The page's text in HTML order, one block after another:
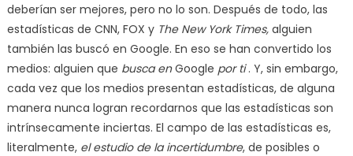
deberían ser mejores, pero no lo son. Después de todo, las
estadísticas de CNN, FOX y The New York Times,alguien
también las buscó en Google. En eso se han convertido los
medios: alguien que busca enGoogle por ti. Y, sin embargo,
cada vez que los medios presentan estadísticas, de alguna
manera nunca logran recordarnos que las estadísticas son
intrínsecamente inciertas. El campo de las estadísticas es,
literalmente, el estudio de la incertidumbre, de posibles o